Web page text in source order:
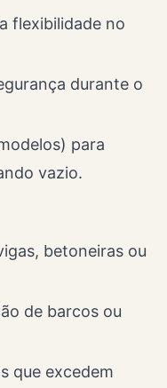
flexibilidade no
durante o
para
vazio.
betoneiras ou
de barcos ou
que excedem